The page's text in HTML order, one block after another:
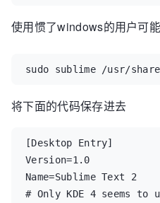
使用惯了windows的用户可
sudo sublime /usr/
将下面的代码保存进去
[Desktop Entry]
Version=1.0
Name=Sublime Text 2
# Only KDE 4 seems to